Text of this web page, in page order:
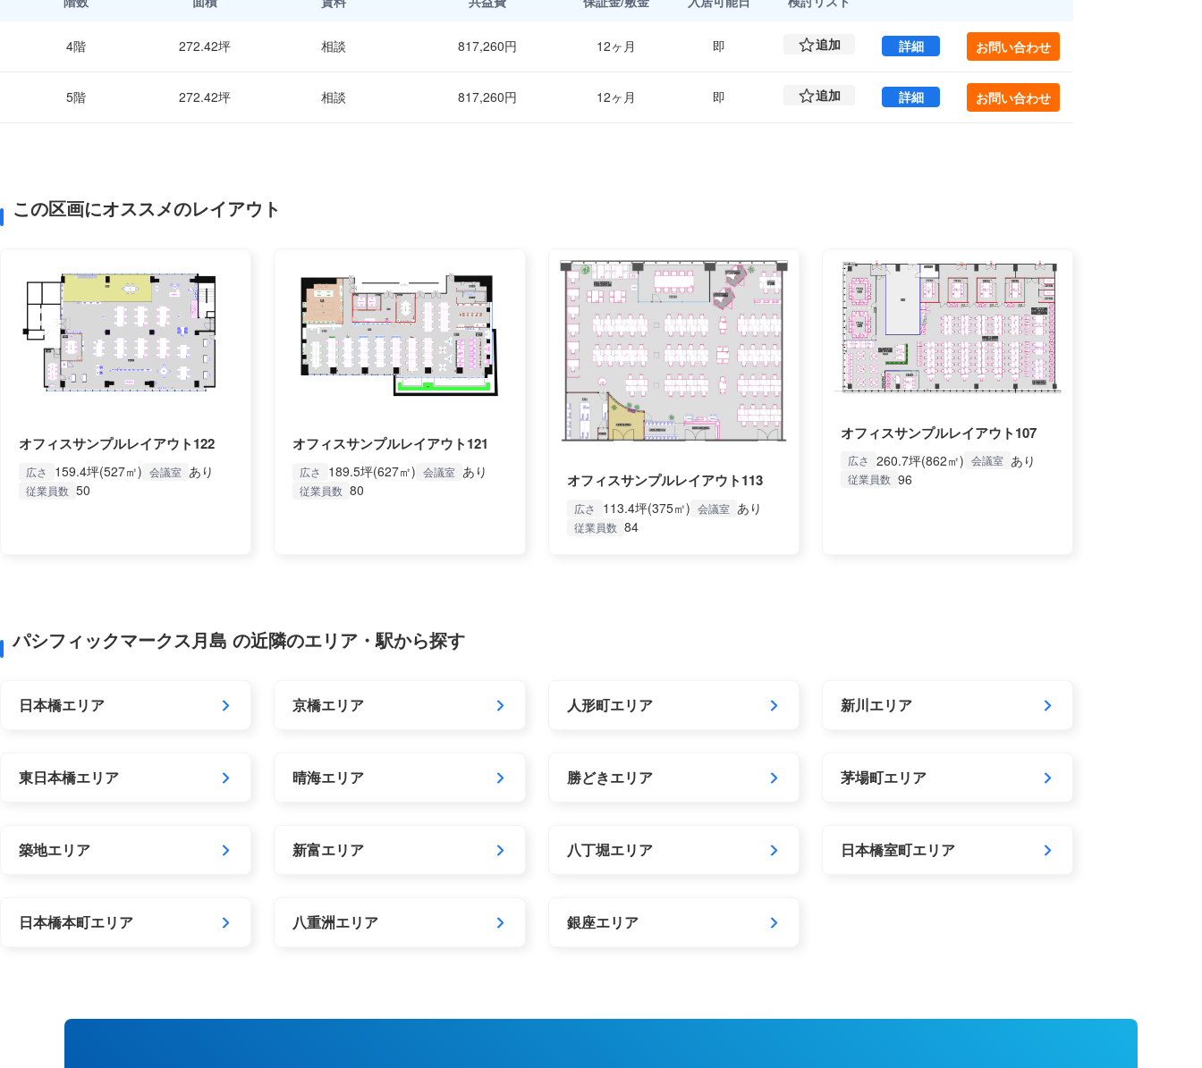
4階 272.42坪 相談 817,260円 12ヶ月 即 追加 詳細パシフィックマークス月島 4 (900.56㎡) ｜月島
お問い合わせ
5階 272.42坪 相談 817,260円 12ヶ月 即 追加 詳細パシフィックマークス月島 5 (900.56㎡) ｜月島
お問い合わせ
この区画にオススメのレイアウト
オフィスサンプルレイアウト122
広さ 159.4坪(527㎡) 会議室 あり
従業員数 50
オフィスサンプルレイアウト121
広さ 189.5坪(627㎡) 会議室 あり
従業員数 80
オフィスサンプルレイアウト113
広さ 113.4坪(375㎡) 会議室 あり
従業員数 84
オフィスサンプルレイアウト107
広さ 260.7坪(862㎡) 会議室 あり
従業員数 96
パシフィックマークス月島 の近隣のエリア・駅から探す
日本橋エリア 京橋エリア 人形町エリア 新川エリア
東日本橋エリア 晴海エリア 勝どきエリア 茅場町エリア
築地エリア 新富エリア 八丁堀エリア 日本橋室町エリア
日本橋本町エリア 八重洲エリア 銀座エリア